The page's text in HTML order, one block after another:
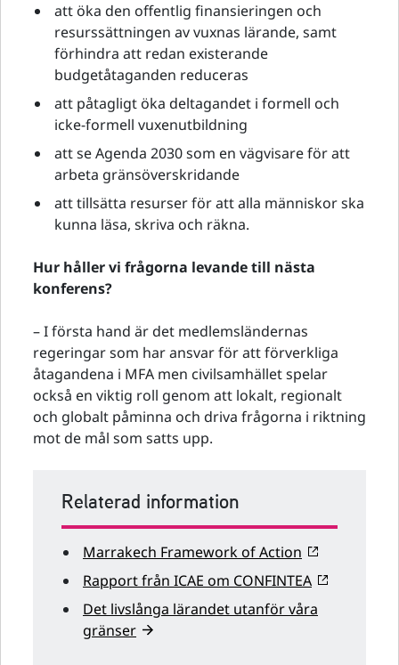
att öka den offentlig finansieringen och
resurssättningen av vuxnas lärande, samt
förhindra att redan existerande
budgetåtaganden reduceras
att påtagligt öka deltagandet i formell och
icke-formell vuxenutbildning
att se Agenda 2030 som en vägvisare för att
arbeta gränsöverskridande
att tillsätta resurser för att alla människor ska
kunna läsa, skriva och räkna.
Hur håller vi frågorna levande till nästa
konferens?
– I första hand är det medlemsländernas
regeringar som har ansvar för att förverkliga
åtagandena i MFA men civilsamhället spelar
också en viktig roll genom att lokalt, regionalt
och globalt påminna och driva frågorna i riktning
mot de mål som satts upp.
Relaterad information
Marrakech Framework of Action
Rapport från ICAE om CONFINTEA
Det livslånga lärandet utanför våra
gränser